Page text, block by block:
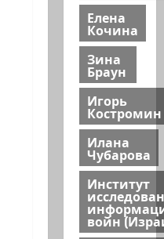
Елена
Кочина
Зина
Браун
Игорь
Костромин
Илана
Чубарова
Институт
войн